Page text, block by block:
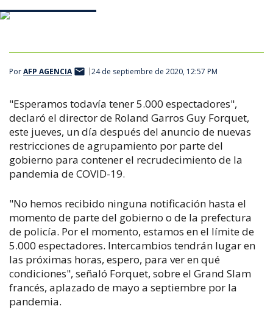
PorAFP AGENCIA 24 de septiembre de 2020, 12:57 PM
"Esperamos todavía tener 5.000 espectadores",
declaró el director de Roland Garros Guy Forquet,
este jueves, un día después del anuncio de nuevas
restricciones de agrupamiento por parte del
gobierno para contener el recrudecimiento de la
pandemia de COVID-19.
"No hemos recibido ninguna notificación hasta el
momento de parte del gobierno o de la prefectura
de policía. Por el momento, estamos en el límite de
5.000 espectadores. Intercambios tendrán lugar en
las próximas horas, espero, para ver en qué
condiciones", señaló Forquet, sobre el Grand Slam
francés, aplazado de mayo a septiembre por la
pandemia.